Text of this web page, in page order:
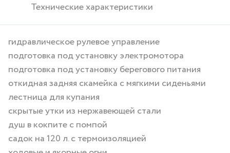
Технические характеристики
гидравлическое рулевое управление
подготовка под установку электромотора
подготовка под установку берегового питания
откидная задняя скамейка с мягкими сиденьями
лестница для купания
скрытые утки из нержавеющей стали
душ в кокпите с помпой
садок на 120 л. с термоизоляцией